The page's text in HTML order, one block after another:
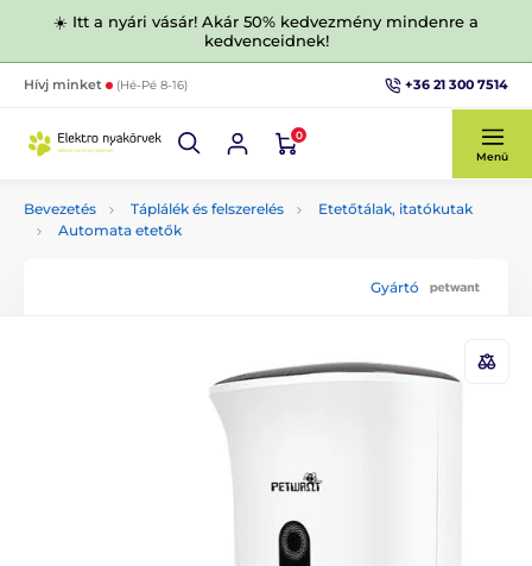
☀️ Itt a nyári vásár! Akár 50% kedvezmény mindenre a
kedvenceidnek!
Hívj minket (Hé-Pé 8-16) +36 21 300 7514
0
Menü
Bevezetés Táplálék és felszerelés
Etetőtálak, itatókutak
Automata etetők
Gyártó